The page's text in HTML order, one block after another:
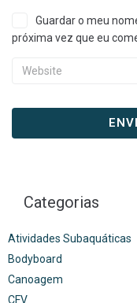
Guardar o meu
próxima vez que eu
Categorias
Atividades Subaquáticas
Bodyboard
Canoagem
CFV